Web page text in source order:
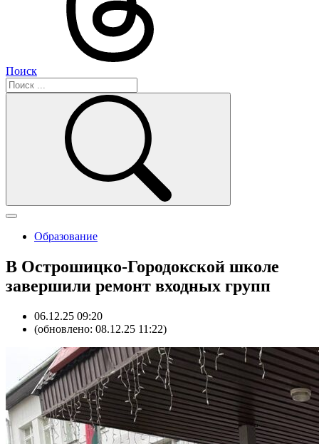
Поиск
Образование
В Острошицко-Городокской школе
завершили ремонт входных групп
06.12.25 09:20
(обновлено: 08.12.25 11:22)